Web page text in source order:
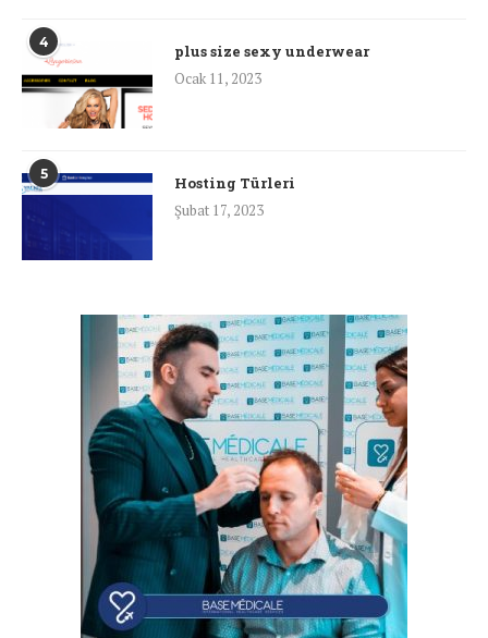
4
plus size sexy underwear
Ocak 11, 2023
5
Hosting Türleri
Şubat 17, 2023